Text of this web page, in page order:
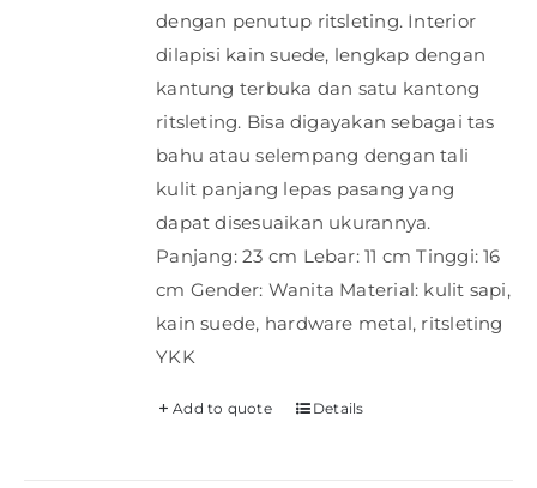
dengan penutup ritsleting. Interior
dilapisi kain suede, lengkap dengan
kantung terbuka dan satu kantong
ritsleting. Bisa digayakan sebagai tas
bahu atau selempang dengan tali
kulit panjang lepas pasang yang
dapat disesuaikan ukurannya.
Panjang: 23 cm Lebar: 11 cm Tinggi: 16
cm Gender: Wanita Material: kulit sapi,
kain suede, hardware metal, ritsleting
YKK
Add to quote Details